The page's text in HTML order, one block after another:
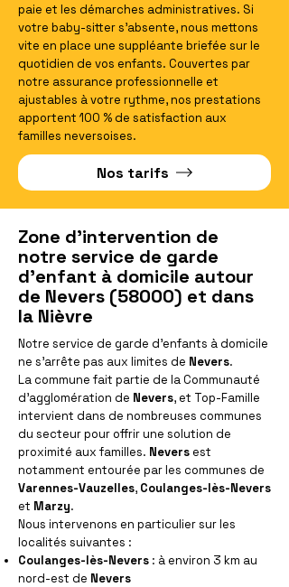
paie et les démarches administratives. Si
votre baby-sitter s'absente, nous mettons
vite en place une suppléante briefée sur le
quotidien de vos enfants. Couvertes par
notre assurance professionnelle et
ajustables à votre rythme, nos prestations
apportent 100 % de satisfaction aux
familles neversoises.
Nos tarifs
Zone d'intervention de
notre service de garde
d'enfant à domicile autour
de Nevers (58000) et dans
la Nièvre
Notre service de garde d'enfants à domicile
ne s'arrête pas aux limites de Nevers.
La commune fait partie de la Communauté
d'agglomération de Nevers, et Top-Famille
intervient dans de nombreuses communes
du secteur pour offrir une solution de
proximité aux familles. Nevers est
notamment entourée par les communes de
Varennes-Vauzelles, Coulanges-lès-Nevers
et Marzy.
Nous intervenons en particulier sur les
localités suivantes :
Coulanges-lès-Nevers : à environ 3 km au
nord-est de Nevers